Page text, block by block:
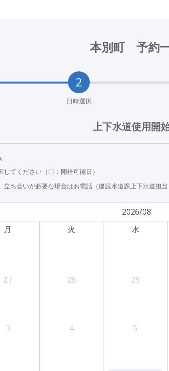
本別町 予約
日時選択
上下水道使用開
てください（〇：開栓可能日）
立ち会いが必要な場合はお電話（建設水道課上下水道担
2026/08
月 火 水
27 28 29
3 4 5